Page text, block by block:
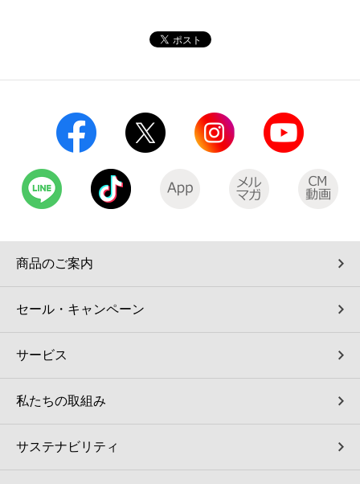
学び・教育
コインランドリー（店舗限定）
宅配ロッカー（店舗限定）
自転車シェアリング（店舗限定）
モバイルバッテリーシェアリング（店舗限定）
モバイルWi-Fiバッテリーシェアリング（店舗限定）
荷物預かりサービス「ecbocloakエクボクローク」（店舗限定）
パウダースペース ラブン（店舗限定）
ソフトバンクギフト
セブン‐イレブンの「商品力」
セブン-イレブンの横顔
セブン-イレブンの歴史
商品のご案内
セール・キャンペーン
サービス
私たちの取組み
サステナビリティ